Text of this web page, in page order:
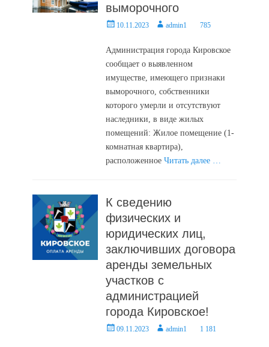
выморочного
Posted10.11.2023 Authoradmin1 785
Администрация города Кировское
сообщает о выявленном
имуществе, имеющего признаки
выморочного, собственники
которого умерли и отсутствуют
наследники, в виде жилых
помещений: Жилое помещение (1-
комнатная квартира),
расположенноеЧитать далее …
К сведению
физических и
юридических лиц,
заключивших договора
аренды земельных
участков с
администрацией
города Кировское!
Posted09.11.2023 Authoradmin1 1 181